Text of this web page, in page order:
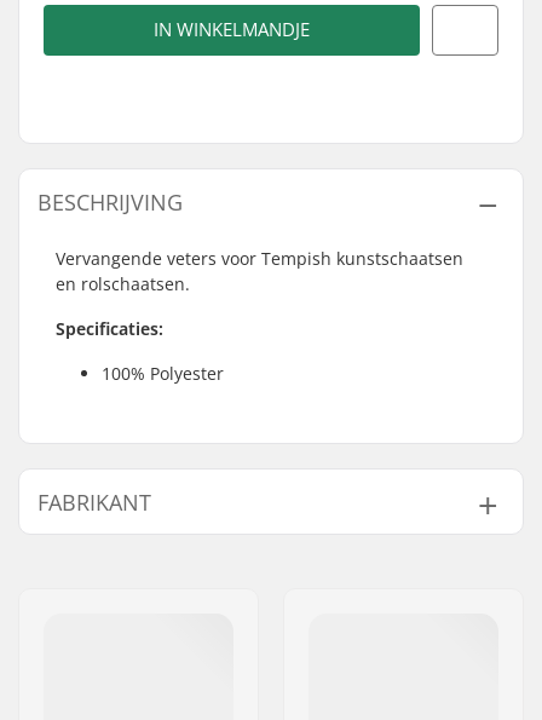
IN WINKELMANDJE
BESCHRIJVING
Vervangende veters voor Tempish kunstschaatsen
en rolschaatsen.
Specificaties:
100% Polyester
FABRIKANT